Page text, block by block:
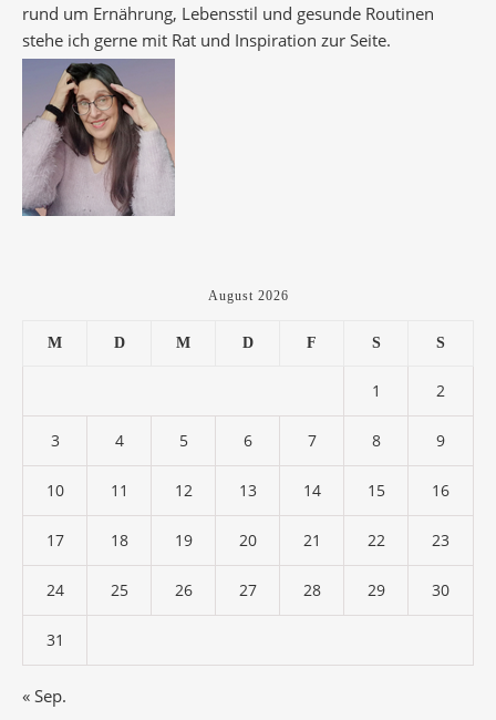
rund um Ernährung, Lebensstil und gesunde Routinen
stehe ich gerne mit Rat und Inspiration zur Seite.
August 2026
M D M D F S S
1 2
3 4 5 6 7 8 9
10 11 12 13 14 15 16
17 18 19 20 21 22 23
24 25 26 27 28 29 30
31
« Sep.